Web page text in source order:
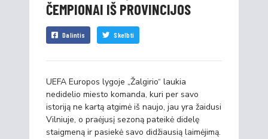
ČEMPIONAI IŠ PROVINCIJOS
Dalintis Skelbti
UEFA Europos lygoje „Žalgirio“ laukia
nedidelio miesto komanda, kuri per savo
istoriją ne kartą atgimė iš naujo, jau yra žaidusi
Vilniuje, o praėjusį sezoną pateikė didelę
staigmeną ir pasiekė savo didžiausią laimėjimą.